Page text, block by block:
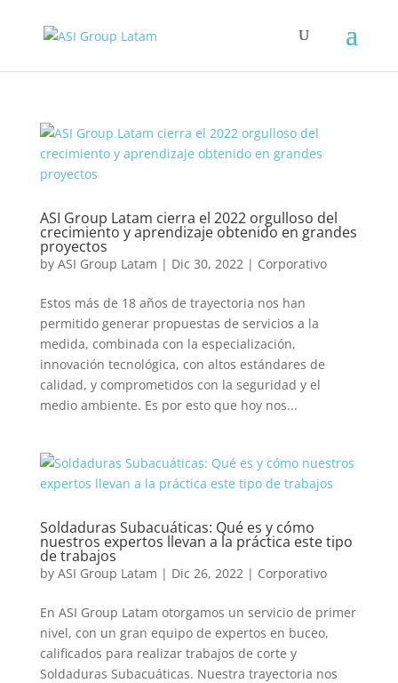
ASI Group Latam cierra el 2022 orgulloso del
crecimiento y aprendizaje obtenido en grandes
proyectos
by ASI Group Latam | Dic 30, 2022| Corporativo
Estos más de 18 años de trayectoria nos han
permitido generar propuestas de servicios a la
medida, combinada con la especialización,
innovación tecnológica, con altos estándares de
calidad, y comprometidos con la seguridad y el
medio ambiente. Es por esto que hoy nos...
Soldaduras Subacuáticas: Qué es y cómo
nuestros expertos llevan a la práctica este tipo
de trabajos
by ASI Group Latam | Dic 26, 2022| Corporativo
En ASI Group Latam otorgamos un servicio de primer
nivel, con un gran equipo de expertos en buceo,
calificados para realizar trabajos de corte y
Soldaduras Subacuáticas. Nuestra trayectoria nos